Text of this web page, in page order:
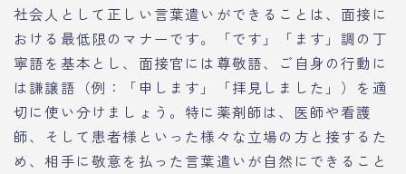
社会人として正しい言葉遣いができることは、面接に
おける最低限のマナーです。「です」「ます」調の丁
寧語を基本とし、面接官には尊敬語、ご自身の行動に
は謙譲語（例：「申します」「拝見しました」）を適
切に使い分けましょう。特に薬剤師は、医師や看護
師、そして患者様といった様々な立場の方と接するた
め、相手に敬意を払った言葉遣いが自然にできること